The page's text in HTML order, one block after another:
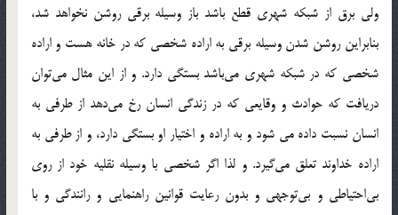
ولي برق از شبكه شهري قطع باشد باز وسيله برقي روشن نخواهد شد،
بنابراين روشن شدن وسيله برقي به اراده شخصي كه در خانه هست و اراده
شخصي كه در شبكه شهري مي‌باشد بستگي دارد. و از اين مثال مي‌توان
دريافت كه حوادث و وقايعي كه در زندگي انسان رخ مي‌دهد از طرفي به
انسان نسبت داده مي شود و به اراده و اختيار او بستگي دارد، و از طرفي به
اراده خداوند تعلق مي‌گيرد. و لذا اگر شخصي با وسيله نقليه خود از روي
بي‌احتياطي و بي‌توجهي و بدون رعايت قوانين راهنمايي و رانندگي و با